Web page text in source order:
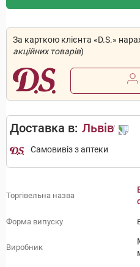
За карткою клієнта «D.S.»
акційних товарів)
Доставка в: Львів
Самовивіз з аптеки
Торгівельна назва
Форма випуску
Виробник